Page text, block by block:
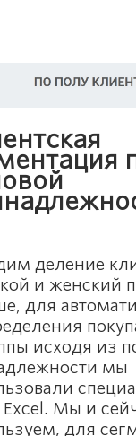
деление
и женский
для
исходя из
мы
Мы и
для